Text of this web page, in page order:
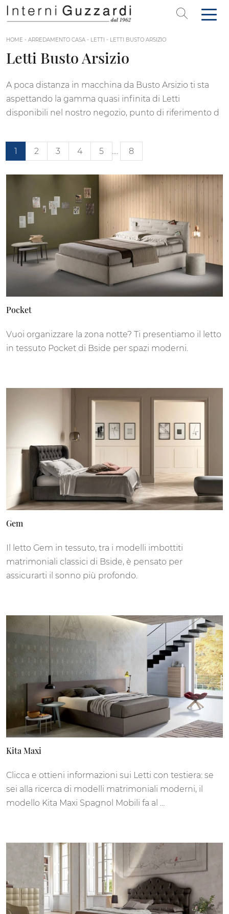
HOME - ARREDAMENTO CASA - LETTI - LETTI BUSTO ARSIZIO
Letti Busto Arsizio
A poca distanza in macchina da Busto Arsizio ti sta
aspettando la gamma quasi infinita di Letti
disponibili nel nostro negozio, punto di riferimento d
1 2 3 4 5 .... 8
Pocket
Vuoi organizzare la zona notte? Ti presentiamo il letto
in tessuto Pocket di Bside per spazi moderni.
Gem
Il letto Gem in tessuto, tra i modelli imbottiti
matrimoniali classici di Bside, è pensato per
assicurarti il sonno più profondo.
Kita Maxi
Clicca e ottieni informazioni sui Letti con testiera: se
sei alla ricerca di modelli matrimoniali moderni, il
modello Kita Maxi Spagnol Mobili fa al ...